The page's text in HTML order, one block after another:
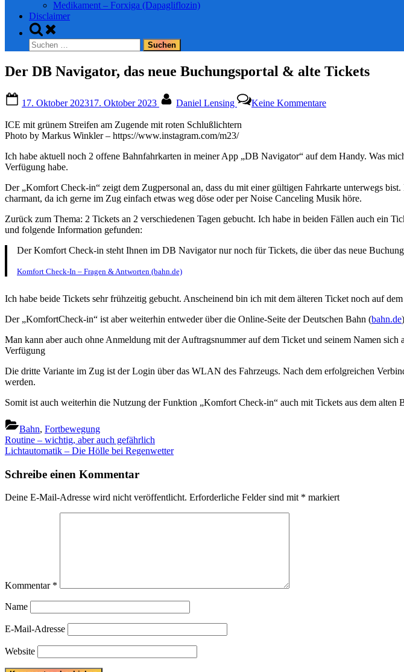
Medikament – Forxiga (Dapagliflozin)
Disclaimer
Toggle
search
form
Suchen
nach:
Der DB Navigator, das neue Buchungsportal & alte Tickets
on
17. Oktober 202317. Oktober 2023 Daniel Lensing Keine KommentareDer
neue
Buchungsportal
alte
Tickets
ICE mit grünem Streifen am Zugende mit roten Schlußlichtern
Photo by Markus Winkler – https://www.instagram.com/m23/
Ich habe aktuell noch 2 offene Bahnfahrkarten in meiner App „DB Navigator“ auf dem Handy. Was
Verfügung habe.
Der „Komfort Check-in“ zeigt dem Zugpersonal an, dass du mit einer gültigen Fahrkarte unterwegs
charmant, da ich gerne im Zug einfach etwas weg döse oder per Noise Canceling Musik höre.
Zurück zum Thema: 2 Tickets an 2 verschiedenen Tagen gebucht. Ich habe in beiden Fällen auch ein
und folgende Information gefunden:
Der Komfort Check-in steht Ihnen im DB Navigator nur noch für Tickets, die über das neue
Komfort Check-In – Fragen & Antworten (bahn.de)
Ich habe beide Tickets sehr frühzeitig gebucht. Anscheinend bin ich mit dem älteren Ticket noch auf
Der „KomfortCheck-in“ ist aber weiterhin entweder über die Online-Seite der Deutschen Bahn (bahn.de
Man kann aber auch ohne Anmeldung mit der Auftragsnummer auf dem Ticket und seinem Namen
Verfügung
Die dritte Variante im Zug ist der Login über das WLAN des Fahrzeugs. Nach dem erfolgreichen
werden.
Somit ist auch weiterhin die Nutzung der Funktion „Komfort Check-in“ auch mit Tickets aus dem alten
Bahn, Fortbewegung
Beitragsnavigation
Previous
Post:
Routine – wichtig, aber auch gefährlich
Next
Lichtautomatik – Die Hölle bei Regenwetter
Schreibe einen Kommentar
Deine E-Mail-Adresse wird nicht veröffentlicht. Erforderliche Felder sind mit * markiert
Kommentar *
Name
E-Mail-Adresse
Website